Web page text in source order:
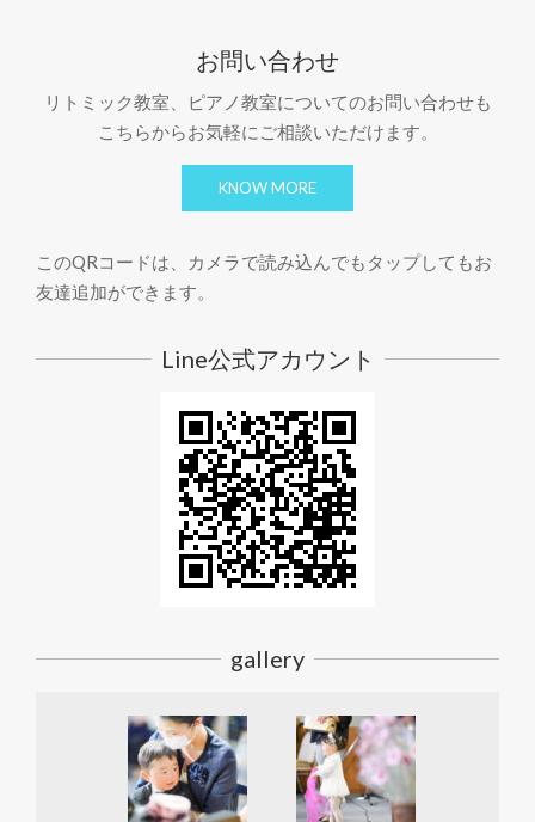
お問い合わせ
リトミック教室、ピアノ教室についてのお問い合わせも
こちらからお気軽にご相談いただけます。
KNOW MORE
このQRコードは、カメラで読み込んでもタップしてもお
友達追加ができます。
Line公式アカウント
gallery